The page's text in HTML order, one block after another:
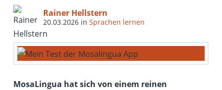
Rainer Hellstern
20.03.2026in Sprachen lernen
MosaLingua hat sich von einem reinen